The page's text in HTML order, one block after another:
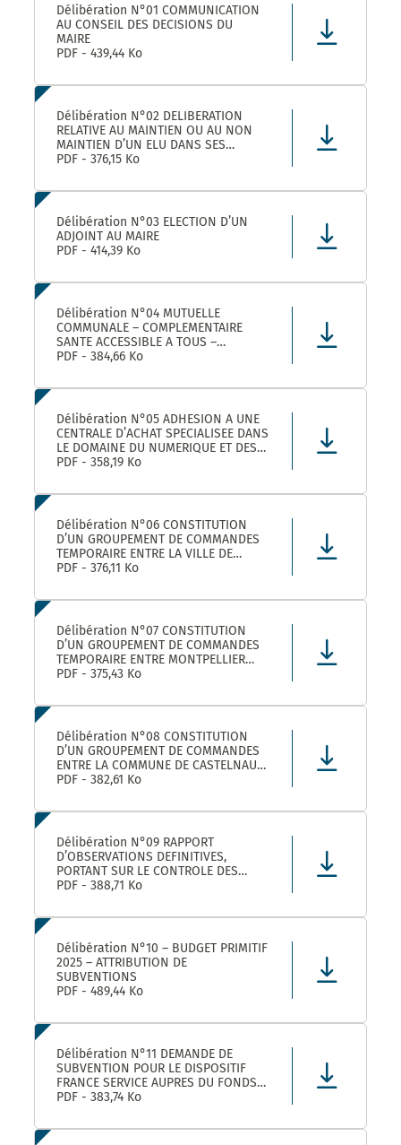
Délibération N°01 COMMUNICATION
AU CONSEIL DES DECISIONS DU
MAIRE
PDF - 439,44 Ko
Délibération N°02 DELIBERATION
RELATIVE AU MAINTIEN OU AU NON
MAINTIEN D’UN ELU DANS SES
FONCTIONS D’ADJOINT AU MAIRE
PDF - 376,15 Ko
Délibération N°03 ELECTION D’UN
ADJOINT AU MAIRE
PDF - 414,39 Ko
Délibération N°04 MUTUELLE
COMMUNALE – COMPLEMENTAIRE
SANTE ACCESSIBLE A TOUS –
CONVENTION DE PARTENARIAT AVEC
APPROBATION ET AUTORISATION DE
PDF - 384,66 Ko
Délibération N°05 ADHESION A UNE
CENTRALE D’ACHAT SPECIALISEE DANS
LE DOMAINE DU NUMERIQUE ET DES
TELECOMS DENOMMEE « CANUT »
PDF - 358,19 Ko
Délibération N°06 CONSTITUTION
D’UN GROUPEMENT DE COMMANDES
TEMPORAIRE ENTRE LA VILLE DE
MONTPELLIER, LA COMMUNE DE
AUTRES ACHETEURS PUBLICS POUR
ADMINISTRATIVES DE BUREAU –
ADHÉSION AU GROUPEMENT DE CO
PDF - 376,11 Ko
Délibération N°07 CONSTITUTION
D’UN GROUPEMENT DE COMMANDES
TEMPORAIRE ENTRE MONTPELLIER
MEDITERRANEE METROPOLE, LA VILLE
AUTRES ACHETEURS PUBLICS POUR LA
MATERIELS D’ENTRETIEN DES LOCAUX
– ADHÉS
PDF - 375,43 Ko
Délibération N°08 CONSTITUTION
D’UN GROUPEMENT DE COMMANDES
ENTRE LA COMMUNE DE CASTELNAU-
LE-LEZ, LE CENTRE COMMUNAL
LEZ ET SES ETABLISSEMENTS
LIVRAISON ET LA GESTION DE TITRES
RESTAURANT E
PDF - 382,61 Ko
Délibération N°09 RAPPORT
D’OBSERVATIONS DEFINITIVES,
PORTANT SUR LE CONTROLE DES
COMPTES ET DE LA GESTION DE
METROPOLE AU TITRE DES EXERCICES
PDF - 388,71 Ko
Délibération N°10 – BUDGET PRIMITIF
2025 – ATTRIBUTION DE
SUBVENTIONS
PDF - 489,44 Ko
Délibération N°11 DEMANDE DE
SUBVENTION POUR LE DISPOSITIF
FRANCE SERVICE AUPRES DU FONDS
NATIONAL D’AMENAGEMENT ET DE
DU FONDS NATIONAL FRANCE
PDF - 383,74 Ko